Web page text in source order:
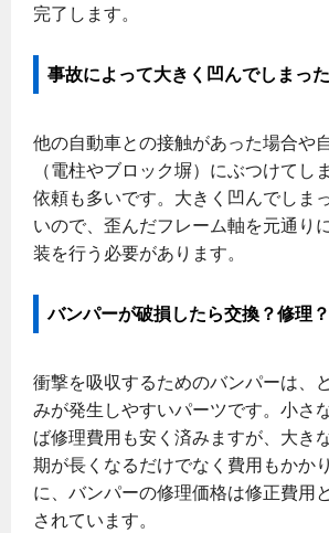
完了します。
事故によって大きく凹んでしまった
他の自動車との接触があった場合や
（電柱やブロック塀）にぶつけてし
依頼も多いです。大きく凹んでしま
いので、歪んだフレーム軸を元通り
装を行う必要があります。
バンパーが破損したら交換？修理？
衝撃を吸収するためのバンパーは、
みが発生しやすいパーツです。小さ
ば修理費用も安く済みますが、大き
期が長くなるだけでなく費用もかか
に、バンパーの修理価格は修正費用
されています。